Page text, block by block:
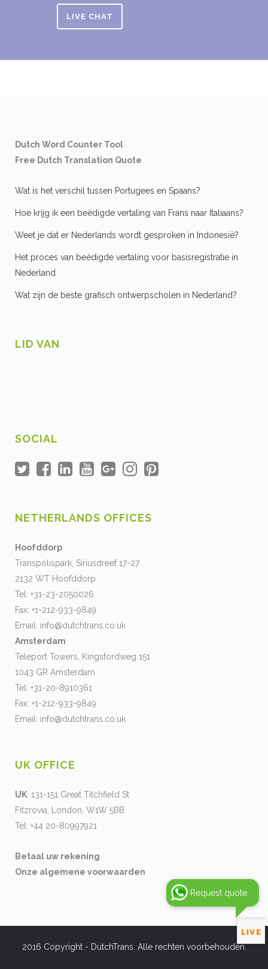
LIVE CHAT
Dutch Word Counter Tool
Free Dutch Translation Quote
Wat is het verschil tussen Portugees en Spaans?
Hoe krijg ik een beëdigde vertaling van Frans naar Italiaans?
Weet je dat er Nederlands wordt gesproken in Indonesië?
Het proces van beëdigde vertaling voor basisregistratie in
Nederland
Wat zijn de beste grafisch ontwerpscholen in Nederland?
LID VAN
SOCIAL
NETHERLANDS OFFICES
Hoofddorp
Transpolispark, Siriusdreef 17-27
2132 WT Hoofddorp
Tel: +31-23-2050026
Fax: +1-212-933-9849
Email: info@dutchtrans.co.uk
Amsterdam
Teleport Towers, Kingsfordweg 151
1043 GR Amsterdam
Tel: +31-20-8910361
Fax: +1-212-933-9849
Email: info@dutchtrans.co.uk
UK OFFICE
UK: 131-151 Great Titchfield St
Fitzrovia, London, W1W 5BB
Tel: +44 20-80997921
Betaal uw rekening
Onze algemene voorwaarden
2016 Copyright - DutchTrans. Alle rechten voorbehouden.
Request quote